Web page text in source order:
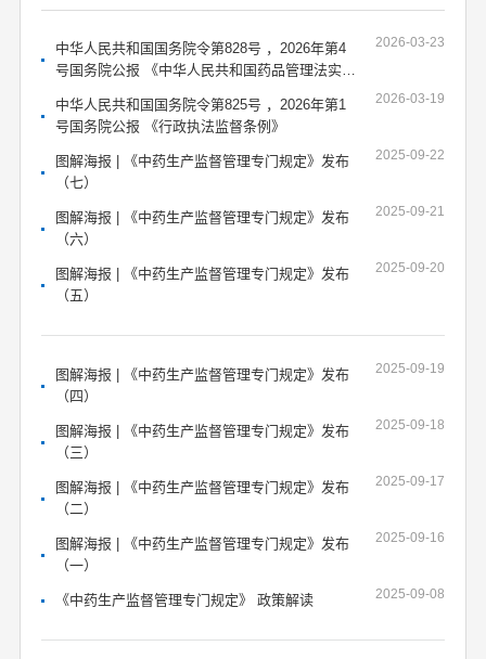
中华人民共和国国务院令第828号 ，2026年第4
号国务院公报 《中华人民共和国药品管理法实施
2026-03-23
中华人民共和国国务院令第825号 ，2026年第1
号国务院公报 《行政执法监督条例》
2026-03-19
图解海报 | 《中药生产监督管理专门规定》发布
（七）
2025-09-22
图解海报 | 《中药生产监督管理专门规定》发布
（六）
2025-09-21
图解海报 | 《中药生产监督管理专门规定》发布
（五）
2025-09-20
图解海报 | 《中药生产监督管理专门规定》发布
（四）
2025-09-19
图解海报 | 《中药生产监督管理专门规定》发布
（三）
2025-09-18
图解海报 | 《中药生产监督管理专门规定》发布
（二）
2025-09-17
图解海报 | 《中药生产监督管理专门规定》发布
（一）
2025-09-16
《中药生产监督管理专门规定》 政策解读 2025-09-08